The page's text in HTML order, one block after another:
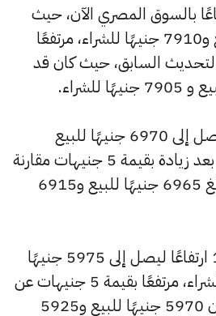
عيار 24 ارتفاعًا بالسوق المصري الآن، حيث
بلغ 7965 جنيهًا للبيع و7910 جنيهًا للشراء، مرتفعًا
عن التحديث السابق، حيث كان قد
وارتفع سعر عيار 21 ليصل إلى 6970 جنيهًا للبيع
و6920 جنيهًا للشراء، بعد زيادة بقيمة 5 جنيهات مقارنة
بالسعر السابق الذي بلغ 6965 جنيهًا للبيع و6915
كما سجل سعر عيار 18 ارتفاعًا ليصل إلى 5975 جنيهًا
للبيع و5930 جنيهًا للشراء، مرتفعًا بقيمة 5 جنيهات عن
السعر السابق الذي كان 5970 جنيهًا للبيع و5925